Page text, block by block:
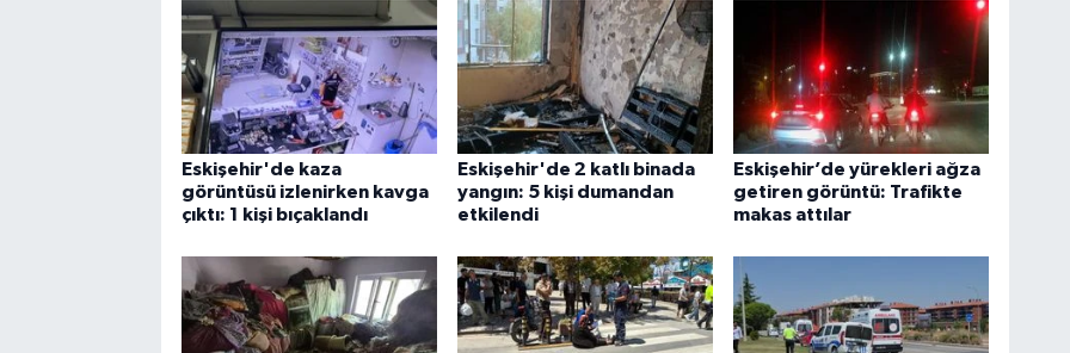
Eskişehir'de kaza
görüntüsü izlenirken kavga
çıktı: 1 kişi bıçaklandı
Eskişehir'de 2 katlı binada
yangın: 5 kişi dumandan
etkilendi
Eskişehir’de yürekleri ağza
getiren görüntü: Trafikte
makas attılar